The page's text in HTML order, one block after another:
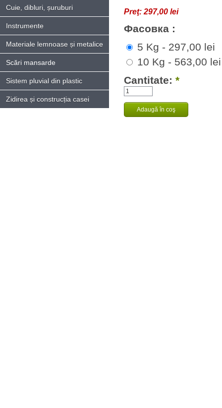
Cuie, dibluri, șuruburi
Instrumente
Materiale lemnoase și metalice
Scări mansarde
Sistem pluvial din plastic
Zidirea și construcția casei
Preţ: 297,00 lei
Фасовка :
5 Kg - 297,00 lei
10 Kg - 563,00 lei
Cantitate: *